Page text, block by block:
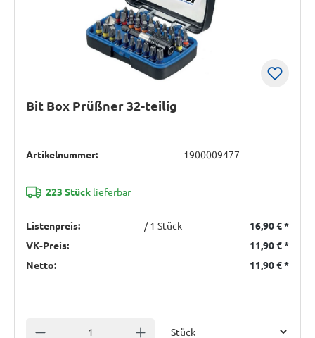
Bit Box Prüßner 32-teilig
Artikelnummer: 1900009477
223 Stück lieferbar
Listenpreis: / 1 Stück 16,90 €*
VK-Preis:
11,90 €*
Netto:
11,90 €*
Anzahl verringern Anzahl erhöhen